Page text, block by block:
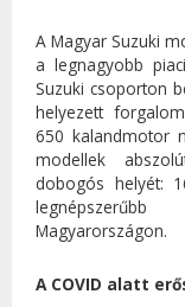
A Magyar Suzuki
a legnagyobb
Suzuki csoporton
helyezett
650 kalandmotor
modellek
dobogós helyét:
Magyarországon.
A COVID alatt